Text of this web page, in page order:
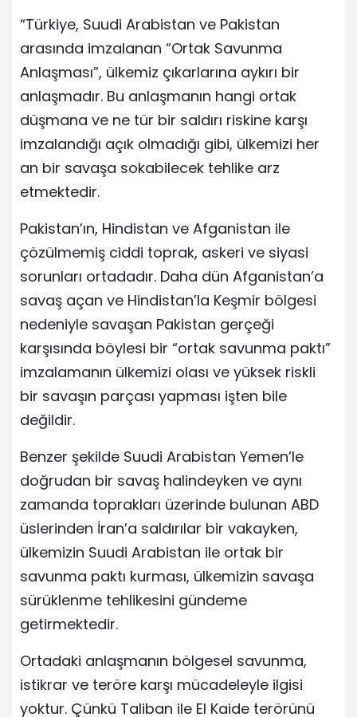
“Türkiye, Suudi Arabistan ve Pakistan
arasında imzalanan “Ortak Savunma
Anlaşması”, ülkemiz çıkarlarına aykırı bir
anlaşmadır. Bu anlaşmanın hangi ortak
düşmana ve ne tür bir saldırı riskine karşı
imzalandığı açık olmadığı gibi, ülkemizi her
an bir savaşa sokabilecek tehlike arz
etmektedir.
Pakistan’ın, Hindistan ve Afganistan ile
çözülmemiş ciddi toprak, askeri ve siyasi
sorunları ortadadır. Daha dün Afganistan’a
savaş açan ve Hindistan’la Keşmir bölgesi
nedeniyle savaşan Pakistan gerçeği
karşısında böylesi bir “ortak savunma paktı”
imzalamanın ülkemizi olası ve yüksek riskli
bir savaşın parçası yapması işten bile
değildir.
Benzer şekilde Suudi Arabistan Yemen’le
doğrudan bir savaş halindeyken ve aynı
zamanda toprakları üzerinde bulunan ABD
üslerinden İran’a saldırılar bir vakayken,
ülkemizin Suudi Arabistan ile ortak bir
savunma paktı kurması, ülkemizin savaşa
sürüklenme tehlikesini gündeme
getirmektedir.
Ortadaki anlaşmanın bölgesel savunma,
istikrar ve teröre karşı mücadeleyle ilgisi
yoktur. Çünkü Taliban ile El Kaide terörünü